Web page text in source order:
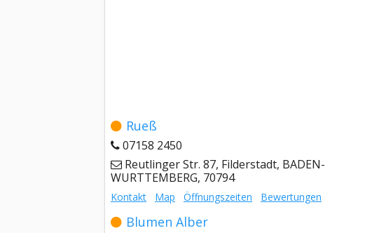
Rueß
07158 2450
Reutlinger Str. 87, Filderstadt, BADEN-
WURTTEMBERG, 70794
Kontakt Map Öffnungszeiten Bewertungen
Blumen Alber